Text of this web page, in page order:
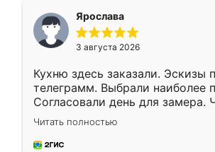
Ярослава
3 августа 2026
Кухню здесь заказали. Эскизы
телеграмм. Выбрали наиболее
Согласовали день для замера.
недели кухня была уже готова.
довольны работой. Спасибо
мебель за качественную работу!
Читать полностью